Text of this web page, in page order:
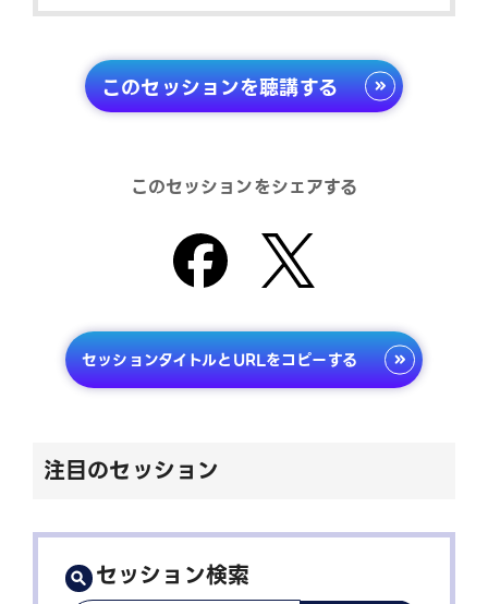
このセッションを聴講する
このセッションをシェアする
セッションタイトルとURLをコピーする
注目のセッション
セッション検索